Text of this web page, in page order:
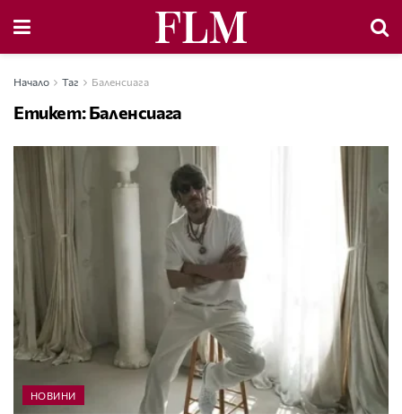
Начало Таг Баленсиага
Етикет:Баленсиага
НОВИНИ